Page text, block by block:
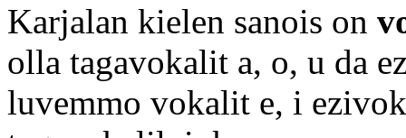
Karjalan kielen sanois on
olla tagavokalit a, o, u da
luvemmo vokalit e, i